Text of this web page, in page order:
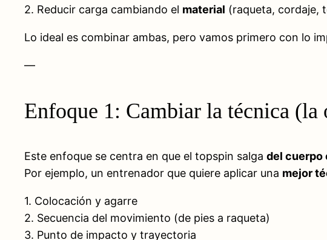
2. Reducir carga cambiando el material (raqueta, cordaje,
Lo ideal es combinar ambas, pero vamos primero con lo
—
Enfoque 1: Cambiar la técnica
Este enfoque se centra en que el topspin salga del cuerpo
Por ejemplo, un entrenador que quiere aplicar una mejor
1. Colocación y agarre
2. Secuencia del movimiento (de pies a raqueta)
3. Punto de impacto y trayectoria